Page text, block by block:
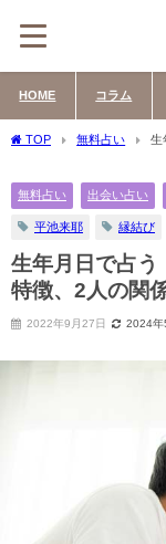
HOME コラム
TOP 無料占い
生
無料占い 出会い占い
平池来耶 縁結び
生年月日で占う
特徴、2人の関
2022年9月27日 2024年